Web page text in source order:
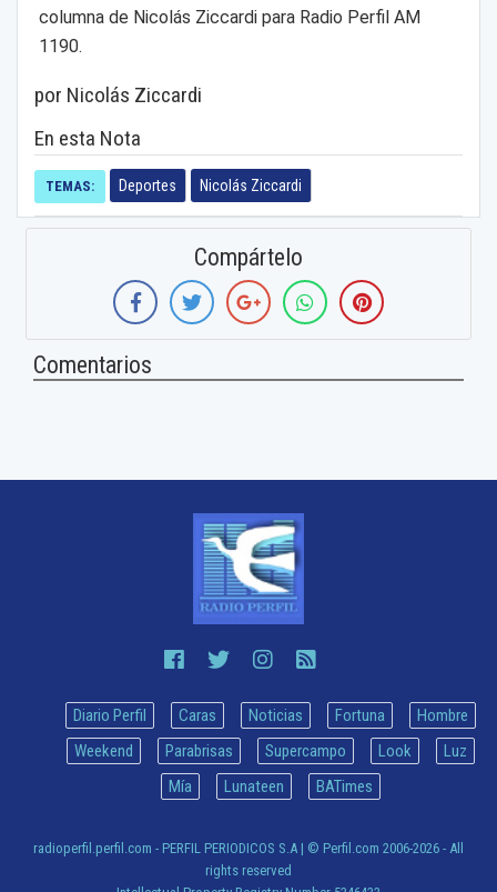
columna de Nicolás Ziccardi para Radio Perfil AM
1190.
por Nicolás Ziccardi
En esta Nota
TEMAS: Deportes Nicolás Ziccardi
Compártelo
Comentarios
Diario Perfil Caras Noticias Fortuna
Hombre
Weekend
Parabrisas Supercampo Look
Luz
Mía
Lunateen BATimes
radioperfil.perfil.com - PERFIL PERIODICOS S.A | © Perfil.com 2006-2026 - All
rights reserved